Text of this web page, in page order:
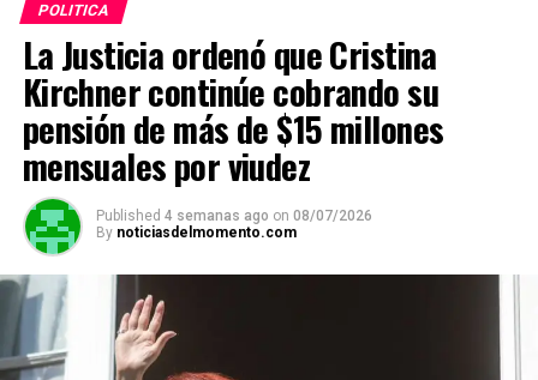
POLITICA
La Justicia ordenó que Cristina
Kirchner continúe cobrando su
pensión de más de $15 millones
mensuales por viudez
Published 4 semanas ago on 08/07/2026
By noticiasdelmomento.com